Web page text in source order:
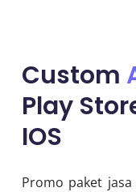
Custom
Play
IOS
Promo paket